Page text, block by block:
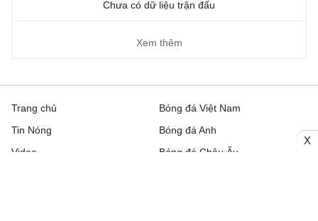
Chưa có dữ liệu trận đấu
Xem thêm
Trang chủ
Tin Nóng
Video
Bóng đá Việt Nam
Bóng đá Anh
Bóng đá Châu Âu
X